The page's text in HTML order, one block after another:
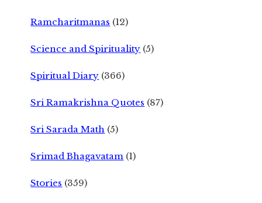
Ramcharitmanas (12)
Science and Spirituality (5)
Spiritual Diary (366)
Sri Ramakrishna Quotes (87)
Sri Sarada Math (5)
Srimad Bhagavatam (1)
Stories (359)